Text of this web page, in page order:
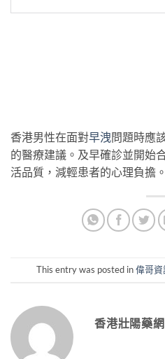
香港男性在面對早洩問題時應
的醫療建議。及早確診並開始
活品質，減輕患者的心理負擔。
This entry was posted in偉哥資
香港壯陽藥